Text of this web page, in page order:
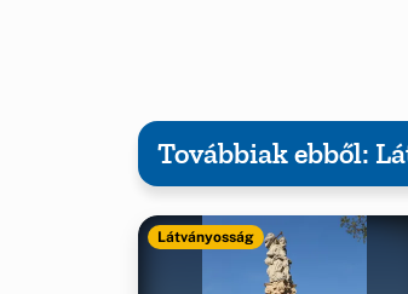
Továbbiak ebből:
Látványosság